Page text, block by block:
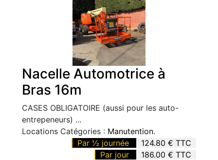
Nacelle Automotrice à
Bras 16m
CASES OBLIGATOIRE (aussi pour les auto-
entrepeneurs) ...
Locations Catégories : Manutention.
Par ½ journée
124.80 € TTC
Par jour
186.00 € TTC